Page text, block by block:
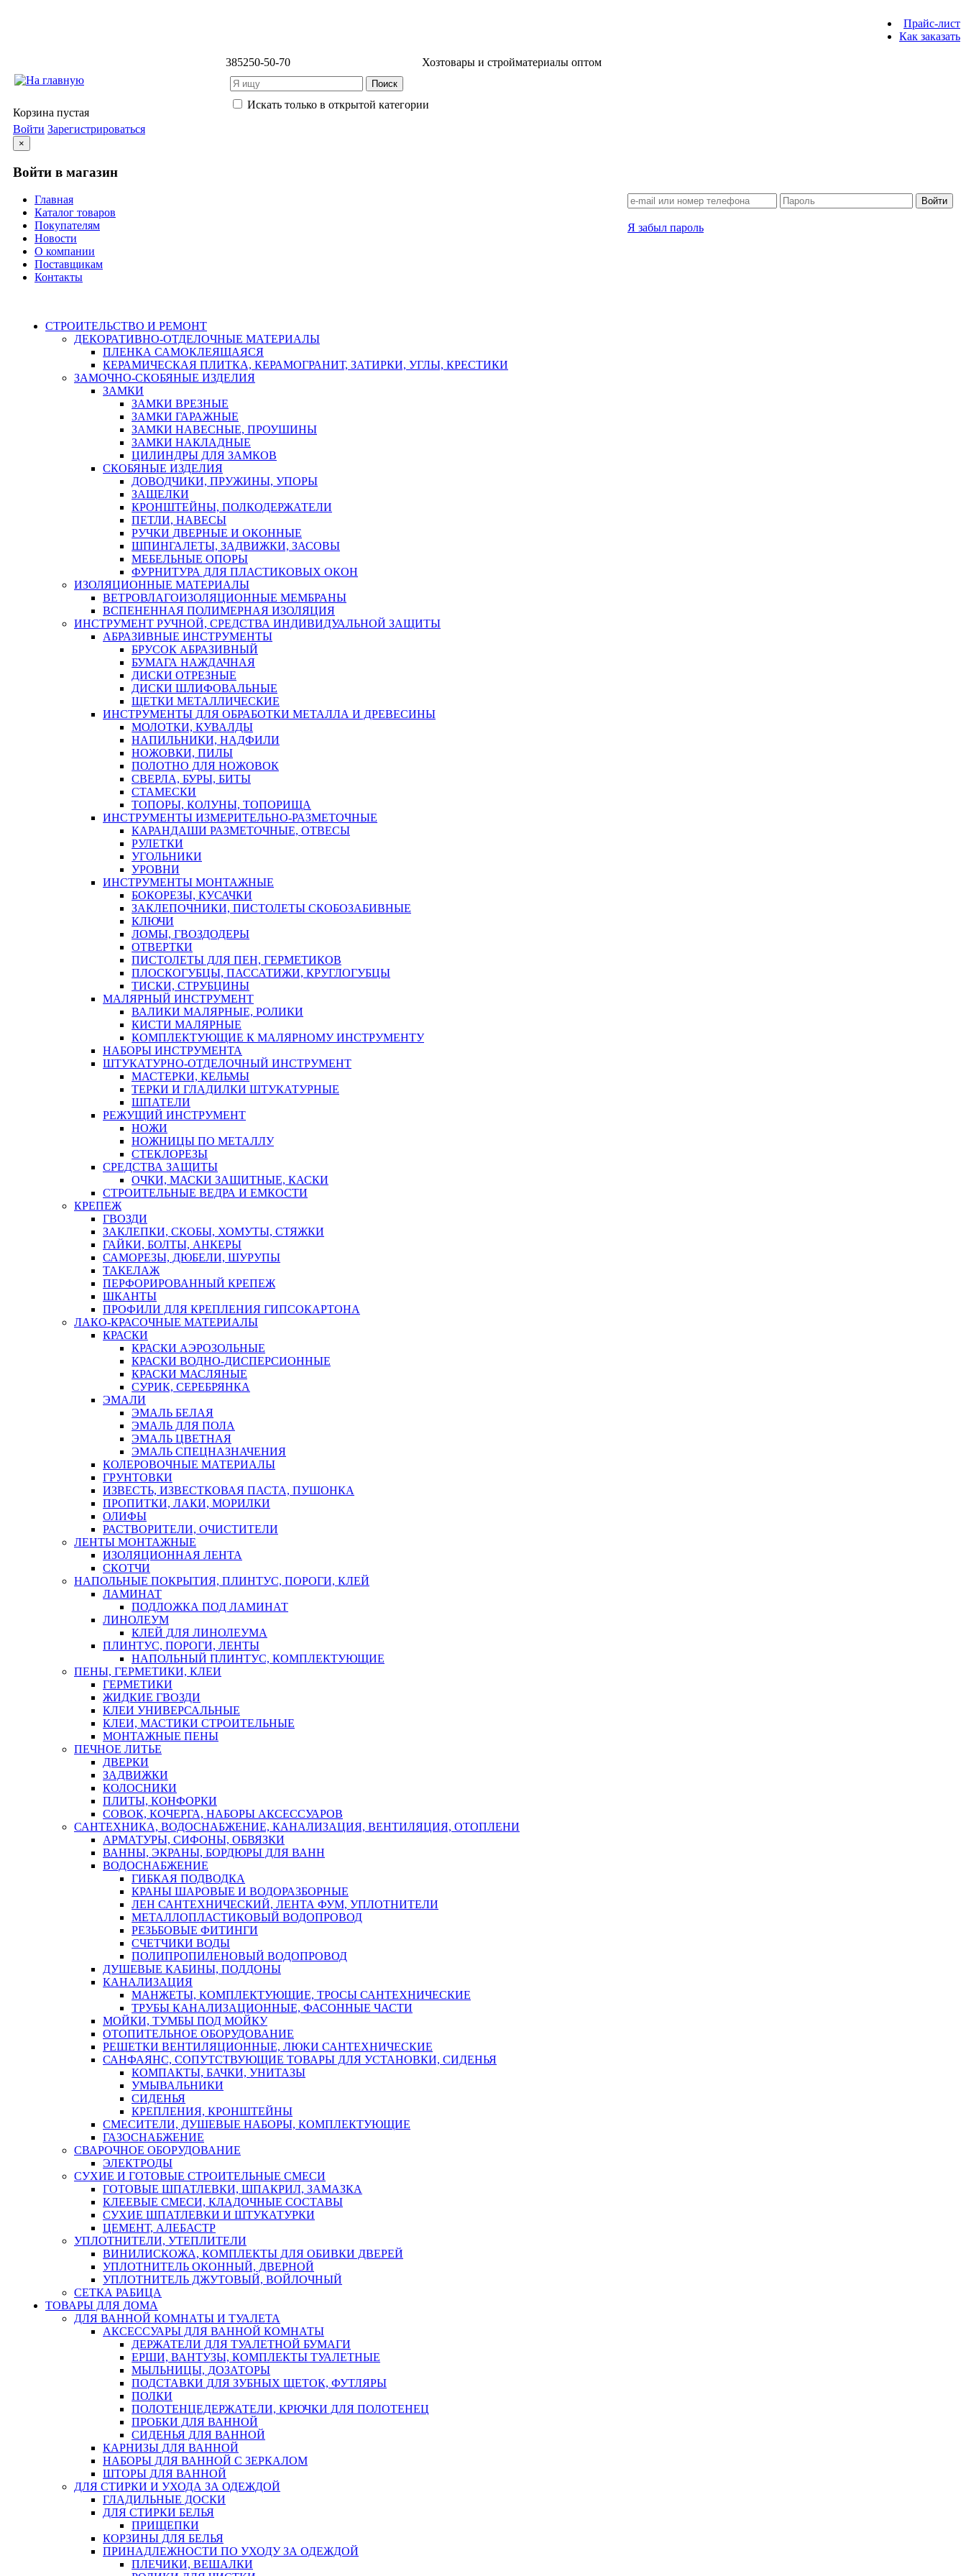
Прайс-лист
Как заказать
385250-50-70 Хозтовары и стройматериалы оптом
Искать только в открытой категории
Корзина пустая
Войти Зарегистрироваться
×
Войти в магазин
Войти
Я забыл пароль
Главная
Каталог товаров
Покупателям
Новости
О компании
Поставщикам
Контакты
СТРОИТЕЛЬСТВО И РЕМОНТ
ДЕКОРАТИВНО-ОТДЕЛОЧНЫЕ МАТЕРИАЛЫ
ПЛЕНКА САМОКЛЕЯЩАЯСЯ
КЕРАМИЧЕСКАЯ ПЛИТКА, КЕРАМОГРАНИТ, ЗАТИРКИ, УГЛЫ, КРЕСТИКИ
ЗАМОЧНО-СКОБЯНЫЕ ИЗДЕЛИЯ
ЗАМКИ
ЗАМКИ ВРЕЗНЫЕ
ЗАМКИ ГАРАЖНЫЕ
ЗАМКИ НАВЕСНЫЕ, ПРОУШИНЫ
ЗАМКИ НАКЛАДНЫЕ
ЦИЛИНДРЫ ДЛЯ ЗАМКОВ
СКОБЯНЫЕ ИЗДЕЛИЯ
ДОВОДЧИКИ, ПРУЖИНЫ, УПОРЫ
ЗАЩЕЛКИ
КРОНШТЕЙНЫ, ПОЛКОДЕРЖАТЕЛИ
ПЕТЛИ, НАВЕСЫ
РУЧКИ ДВЕРНЫЕ И ОКОННЫЕ
ШПИНГАЛЕТЫ, ЗАДВИЖКИ, ЗАСОВЫ
МЕБЕЛЬНЫЕ ОПОРЫ
ФУРНИТУРА ДЛЯ ПЛАСТИКОВЫХ ОКОН
ИЗОЛЯЦИОННЫЕ МАТЕРИАЛЫ
ВЕТРОВЛАГОИЗОЛЯЦИОННЫЕ МЕМБРАНЫ
ВСПЕНЕННАЯ ПОЛИМЕРНАЯ ИЗОЛЯЦИЯ
ИНСТРУМЕНТ РУЧНОЙ, СРЕДСТВА ИНДИВИДУАЛЬНОЙ ЗАЩИТЫ
АБРАЗИВНЫЕ ИНСТРУМЕНТЫ
БРУСОК АБРАЗИВНЫЙ
БУМАГА НАЖДАЧНАЯ
ДИСКИ ОТРЕЗНЫЕ
ДИСКИ ШЛИФОВАЛЬНЫЕ
ЩЕТКИ МЕТАЛЛИЧЕСКИЕ
ИНСТРУМЕНТЫ ДЛЯ ОБРАБОТКИ МЕТАЛЛА И ДРЕВЕСИНЫ
МОЛОТКИ, КУВАЛДЫ
НАПИЛЬНИКИ, НАДФИЛИ
НОЖОВКИ, ПИЛЫ
ПОЛОТНО ДЛЯ НОЖОВОК
СВЕРЛА, БУРЫ, БИТЫ
СТАМЕСКИ
ТОПОРЫ, КОЛУНЫ, ТОПОРИЩА
ИНСТРУМЕНТЫ ИЗМЕРИТЕЛЬНО-РАЗМЕТОЧНЫЕ
КАРАНДАШИ РАЗМЕТОЧНЫЕ, ОТВЕСЫ
РУЛЕТКИ
УГОЛЬНИКИ
УРОВНИ
ИНСТРУМЕНТЫ МОНТАЖНЫЕ
БОКОРЕЗЫ, КУСАЧКИ
ЗАКЛЕПОЧНИКИ, ПИСТОЛЕТЫ СКОБОЗАБИВНЫЕ
КЛЮЧИ
ЛОМЫ, ГВОЗДОДЕРЫ
ОТВЕРТКИ
ПИСТОЛЕТЫ ДЛЯ ПЕН, ГЕРМЕТИКОВ
ПЛОСКОГУБЦЫ, ПАССАТИЖИ, КРУГЛОГУБЦЫ
ТИСКИ, СТРУБЦИНЫ
МАЛЯРНЫЙ ИНСТРУМЕНТ
ВАЛИКИ МАЛЯРНЫЕ, РОЛИКИ
КИСТИ МАЛЯРНЫЕ
КОМПЛЕКТУЮЩИЕ К МАЛЯРНОМУ ИНСТРУМЕНТУ
НАБОРЫ ИНСТРУМЕНТА
ШТУКАТУРНО-ОТДЕЛОЧНЫЙ ИНСТРУМЕНТ
МАСТЕРКИ, КЕЛЬМЫ
ТЕРКИ И ГЛАДИЛКИ ШТУКАТУРНЫЕ
ШПАТЕЛИ
РЕЖУЩИЙ ИНСТРУМЕНТ
НОЖИ
НОЖНИЦЫ ПО МЕТАЛЛУ
СТЕКЛОРЕЗЫ
СРЕДСТВА ЗАЩИТЫ
ОЧКИ, МАСКИ ЗАЩИТНЫЕ, КАСКИ
СТРОИТЕЛЬНЫЕ ВЕДРА И ЕМКОСТИ
КРЕПЕЖ
ГВОЗДИ
ЗАКЛЕПКИ, СКОБЫ, ХОМУТЫ, СТЯЖКИ
ГАЙКИ, БОЛТЫ, АНКЕРЫ
САМОРЕЗЫ, ДЮБЕЛИ, ШУРУПЫ
ТАКЕЛАЖ
ПЕРФОРИРОВАННЫЙ КРЕПЕЖ
ШКАНТЫ
ПРОФИЛИ ДЛЯ КРЕПЛЕНИЯ ГИПСОКАРТОНА
ЛАКО-КРАСОЧНЫЕ МАТЕРИАЛЫ
КРАСКИ
КРАСКИ АЭРОЗОЛЬНЫЕ
КРАСКИ ВОДНО-ДИСПЕРСИОННЫЕ
КРАСКИ МАСЛЯНЫЕ
СУРИК, СЕРЕБРЯНКА
ЭМАЛИ
ЭМАЛЬ БЕЛАЯ
ЭМАЛЬ ДЛЯ ПОЛА
ЭМАЛЬ ЦВЕТНАЯ
ЭМАЛЬ СПЕЦНАЗНАЧЕНИЯ
КОЛЕРОВОЧНЫЕ МАТЕРИАЛЫ
ГРУНТОВКИ
ИЗВЕСТЬ, ИЗВЕСТКОВАЯ ПАСТА, ПУШОНКА
ПРОПИТКИ, ЛАКИ, МОРИЛКИ
ОЛИФЫ
РАСТВОРИТЕЛИ, ОЧИСТИТЕЛИ
ЛЕНТЫ МОНТАЖНЫЕ
ИЗОЛЯЦИОННАЯ ЛЕНТА
СКОТЧИ
НАПОЛЬНЫЕ ПОКРЫТИЯ, ПЛИНТУС, ПОРОГИ, КЛЕЙ
ЛАМИНАТ
ПОДЛОЖКА ПОД ЛАМИНАТ
ЛИНОЛЕУМ
КЛЕЙ ДЛЯ ЛИНОЛЕУМА
ПЛИНТУС, ПОРОГИ, ЛЕНТЫ
НАПОЛЬНЫЙ ПЛИНТУС, КОМПЛЕКТУЮЩИЕ
ПЕНЫ, ГЕРМЕТИКИ, КЛЕИ
ГЕРМЕТИКИ
ЖИДКИЕ ГВОЗДИ
КЛЕИ УНИВЕРСАЛЬНЫЕ
КЛЕИ, МАСТИКИ СТРОИТЕЛЬНЫЕ
МОНТАЖНЫЕ ПЕНЫ
ПЕЧНОЕ ЛИТЬЕ
ДВЕРКИ
ЗАДВИЖКИ
КОЛОСНИКИ
ПЛИТЫ, КОНФОРКИ
СОВОК, КОЧЕРГА, НАБОРЫ АКСЕССУАРОВ
САНТЕХНИКА, ВОДОСНАБЖЕНИЕ, КАНАЛИЗАЦИЯ, ВЕНТИЛЯЦИЯ, ОТОПЛЕНИ
АРМАТУРЫ, СИФОНЫ, ОБВЯЗКИ
ВАННЫ, ЭКРАНЫ, БОРДЮРЫ ДЛЯ ВАНН
ВОДОСНАБЖЕНИЕ
ГИБКАЯ ПОДВОДКА
КРАНЫ ШАРОВЫЕ И ВОДОРАЗБОРНЫЕ
ЛЕН САНТЕХНИЧЕСКИЙ, ЛЕНТА ФУМ, УПЛОТНИТЕЛИ
МЕТАЛЛОПЛАСТИКОВЫЙ ВОДОПРОВОД
РЕЗЬБОВЫЕ ФИТИНГИ
СЧЕТЧИКИ ВОДЫ
ПОЛИПРОПИЛЕНОВЫЙ ВОДОПРОВОД
ДУШЕВЫЕ КАБИНЫ, ПОДДОНЫ
КАНАЛИЗАЦИЯ
МАНЖЕТЫ, КОМПЛЕКТУЮЩИЕ, ТРОСЫ САНТЕХНИЧЕСКИЕ
ТРУБЫ КАНАЛИЗАЦИОННЫЕ, ФАСОННЫЕ ЧАСТИ
МОЙКИ, ТУМБЫ ПОД МОЙКУ
ОТОПИТЕЛЬНОЕ ОБОРУДОВАНИЕ
РЕШЕТКИ ВЕНТИЛЯЦИОННЫЕ, ЛЮКИ САНТЕХНИЧЕСКИЕ
САНФАЯНС, СОПУТСТВУЮЩИЕ ТОВАРЫ ДЛЯ УСТАНОВКИ, СИДЕНЬЯ
КОМПАКТЫ, БАЧКИ, УНИТАЗЫ
УМЫВАЛЬНИКИ
СИДЕНЬЯ
КРЕПЛЕНИЯ, КРОНШТЕЙНЫ
СМЕСИТЕЛИ, ДУШЕВЫЕ НАБОРЫ, КОМПЛЕКТУЮЩИЕ
ГАЗОСНАБЖЕНИЕ
СВАРОЧНОЕ ОБОРУДОВАНИЕ
ЭЛЕКТРОДЫ
СУХИЕ И ГОТОВЫЕ СТРОИТЕЛЬНЫЕ СМЕСИ
ГОТОВЫЕ ШПАТЛЕВКИ, ШПАКРИЛ, ЗАМАЗКА
КЛЕЕВЫЕ СМЕСИ, КЛАДОЧНЫЕ СОСТАВЫ
СУХИЕ ШПАТЛЕВКИ И ШТУКАТУРКИ
ЦЕМЕНТ, АЛЕБАСТР
УПЛОТНИТЕЛИ, УТЕПЛИТЕЛИ
ВИНИЛИСКОЖА, КОМПЛЕКТЫ ДЛЯ ОБИВКИ ДВЕРЕЙ
УПЛОТНИТЕЛЬ ОКОННЫЙ, ДВЕРНОЙ
УПЛОТНИТЕЛЬ ДЖУТОВЫЙ, ВОЙЛОЧНЫЙ
СЕТКА РАБИЦА
ТОВАРЫ ДЛЯ ДОМА
ДЛЯ ВАННОЙ КОМНАТЫ И ТУАЛЕТА
АКСЕССУАРЫ ДЛЯ ВАННОЙ КОМНАТЫ
ДЕРЖАТЕЛИ ДЛЯ ТУАЛЕТНОЙ БУМАГИ
ЕРШИ, ВАНТУЗЫ, КОМПЛЕКТЫ ТУАЛЕТНЫЕ
МЫЛЬНИЦЫ, ДОЗАТОРЫ
ПОДСТАВКИ ДЛЯ ЗУБНЫХ ЩЕТОК, ФУТЛЯРЫ
ПОЛКИ
ПОЛОТЕНЦЕДЕРЖАТЕЛИ, КРЮЧКИ ДЛЯ ПОЛОТЕНЕЦ
ПРОБКИ ДЛЯ ВАННОЙ
СИДЕНЬЯ ДЛЯ ВАННОЙ
КАРНИЗЫ ДЛЯ ВАННОЙ
НАБОРЫ ДЛЯ ВАННОЙ С ЗЕРКАЛОМ
ШТОРЫ ДЛЯ ВАННОЙ
ДЛЯ СТИРКИ И УХОДА ЗА ОДЕЖДОЙ
ГЛАДИЛЬНЫЕ ДОСКИ
ДЛЯ СТИРКИ БЕЛЬЯ
ПРИЩЕПКИ
КОРЗИНЫ ДЛЯ БЕЛЬЯ
ПРИНАДЛЕЖНОСТИ ПО УХОДУ ЗА ОДЕЖДОЙ
ПЛЕЧИКИ, ВЕШАЛКИ